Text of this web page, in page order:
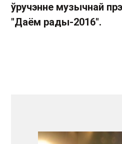
ўручэнне музычнай
"Даём рады-2016".